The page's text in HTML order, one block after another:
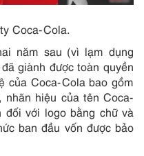
Coca-Cola.
năm sau (vì lạm dụng
giành được toàn quyền
của Coca-Cola bao gồm
nhãn hiệu của tên Coca-
đối với logo bằng chữ và
ban đầu vốn được bảo